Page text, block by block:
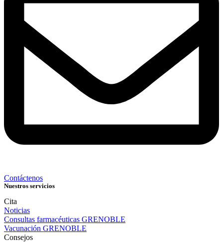
Contáctenos
Nuestros servicios
Cita
Noticias
Consultas farmacéuticas GRENOBLE
Vacunación GRENOBLE
Consejos